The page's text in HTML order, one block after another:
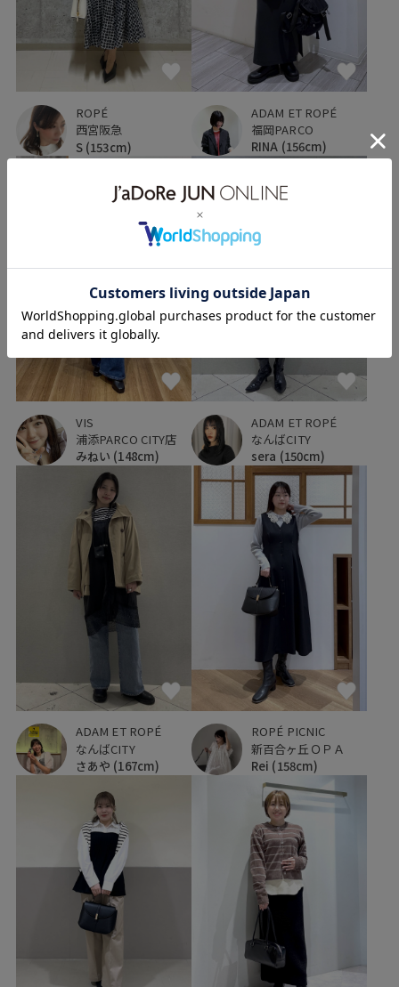
ROPÉ
西宮阪急
S (153cm)
ADAM ET ROPÉ
福岡PARCO
RINA (156cm)
VIS
浦添PARCO CITY店
みねい (148cm)
ADAM ET ROPÉ
なんばCITY
sera (150cm)
ADAM ET ROPÉ
なんばCITY
さあや (167cm)
ROPÉ PICNIC
新百合ヶ丘ＯＰＡ
Rei (158cm)